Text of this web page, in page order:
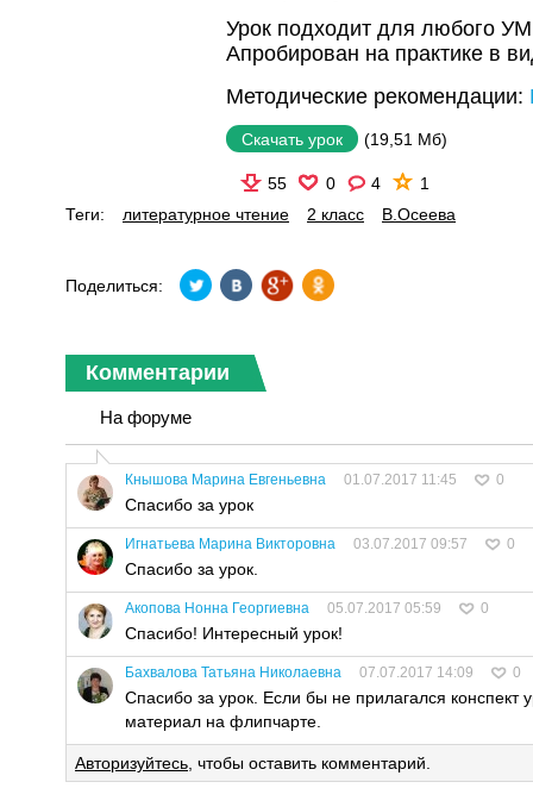
Урок подходит для любого
Апробирован на практике в
Методические рекомендации:
Скачать урок (19,51 Мб)
55 0 4
1
Теги:
литературное чтение 2 класс В.Осеева
Поделиться:
Комментарии
На форуме
Кнышова Марина Евгеньевна 01.07.2017 11:45 0
Спасибо за урок
Игнатьева Марина Викторовна 03.07.2017 09:57 0
Спасибо за урок.
Акопова Нонна Георгиевна 05.07.2017 05:59 0
Спасибо! Интересный урок!
Бахвалова Татьяна Николаевна 07.07.2017 14:09 0
Спасибо за урок. Если бы не прилагался конспект
материал на флипчарте.
Авторизуйтесь , чтобы оставить комментарий.